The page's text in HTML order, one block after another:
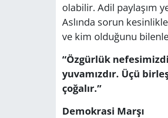
olabilir. Adil paylaşım
Aslında sorun kesinlikle
ve kim olduğunu
“Özgürlük
yuvamızdır. Üçü
çoğalır.”
Demokrasi Marşı